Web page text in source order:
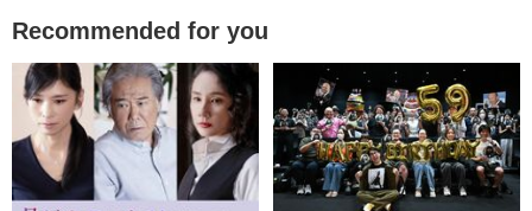
Recommended for you